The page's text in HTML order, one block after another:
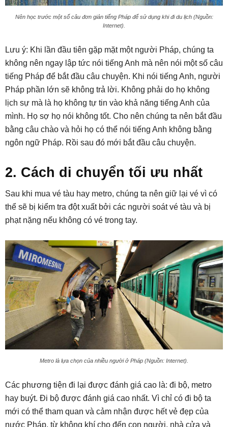
Nên học trước một số câu đơn giản tiếng Pháp để sử dụng khi đi du lịch (Nguồn:
Internet).
Lưu ý: Khi lần đầu tiên gặp mặt một người Pháp, chúng ta
không nên ngay lập tức nói tiếng Anh mà nên nói một số câu
tiếng Pháp để bắt đầu câu chuyện. Khi nói tiếng Anh, người
Pháp phần lớn sẽ không trả lời. Không phải do họ không
lịch sự mà là họ không tự tin vào khả năng tiếng Anh của
mình. Họ sợ họ nói không tốt. Cho nên chúng ta nên bắt đầu
bằng câu chào và hỏi họ có thể nói tiếng Anh không bằng
ngôn ngữ Pháp. Rồi sau đó mới bắt đầu câu chuyện.
2. Cách di chuyển tối ưu nhất
Sau khi mua vé tàu hay metro, chúng ta nên giữ lại vé vì có
thể sẽ bị kiểm tra đột xuất bởi các người soát vé tàu và bị
phạt nặng nếu không có vé trong tay.
Metro là lựa chọn của nhiều người ở Pháp (Nguồn: Internet).
Các phương tiện đi lại được đánh giá cao là: đi bộ, metro
hay buýt. Đi bộ được đánh giá cao nhất. Vì chỉ có đi bộ ta
mới có thể tham quan và cảm nhận được hết vẻ đẹp của
nước Pháp, từ không khí cho đến con người, nhà cửa và